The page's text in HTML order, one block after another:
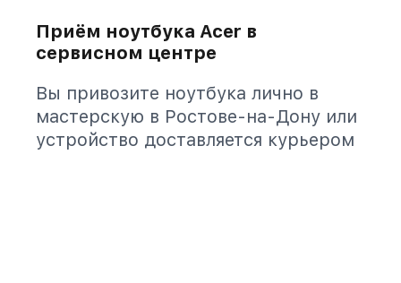
Приём ноутбука Acer в
сервисном центре
Вы привозите ноутбука лично в
мастерскую в Ростове-на-Дону или
устройство доставляется курьером